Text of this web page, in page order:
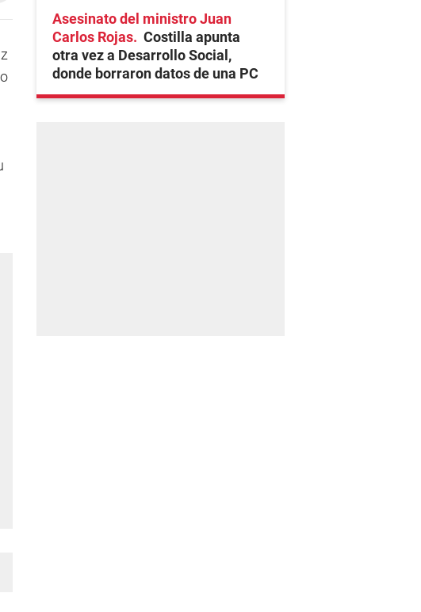
Asesinato del ministro Juan
Carlos Rojas
Costilla apunta
otra vez a Desarrollo Social,
donde borraron datos de una PC